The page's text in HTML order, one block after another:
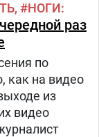
НОГИ
раз
по
как на видео
из
видео